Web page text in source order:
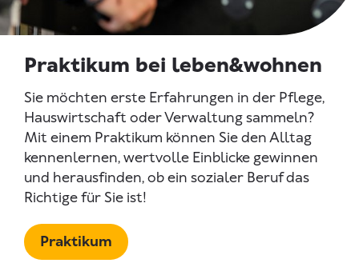
Praktikum bei leben&wohnen
Sie möchten erste Erfahrungen in der Pflege,
Hauswirtschaft oder Verwaltung sammeln?
Mit einem Praktikum können Sie den Alltag
kennenlernen, wertvolle Einblicke gewinnen
und herausfinden, ob ein sozialer Beruf das
Richtige für Sie ist!
Praktikum